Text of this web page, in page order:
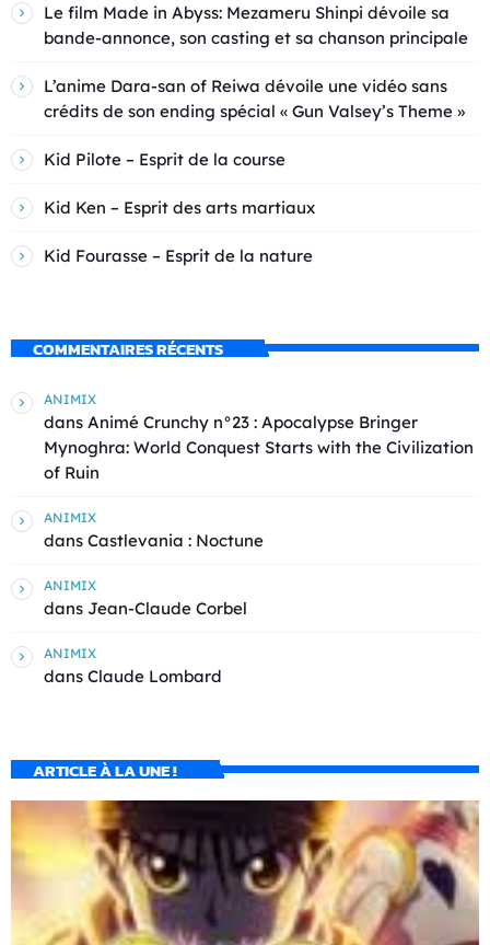
Le film Made in Abyss: Mezameru Shinpi dévoile sa
bande-annonce, son casting et sa chanson principale
L’anime Dara-san of Reiwa dévoile une vidéo sans
crédits de son ending spécial « Gun Valsey’s Theme »
Kid Pilote – Esprit de la course
Kid Ken – Esprit des arts martiaux
Kid Fourasse – Esprit de la nature
COMMENTAIRES RÉCENTS
ANIMIX
dans Animé Crunchy n°23 : Apocalypse Bringer
Mynoghra: World Conquest Starts with the Civilization
of Ruin
ANIMIX
dans Castlevania : Noctune
ANIMIX
dans Jean-Claude Corbel
ANIMIX
dans Claude Lombard
ARTICLE À LA UNE !